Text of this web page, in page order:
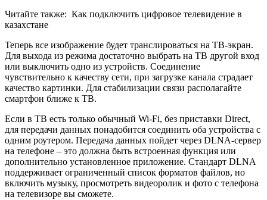
Читайте также: Как подключить цифровое телевидение в
казахстане
Теперь все изображение будет транслироваться на ТВ-экран.
Для выхода из режима достаточно выбрать на ТВ другой вход
или выключить одно из устройств. Соединение
чувствительно к качеству сети, при загрузке канала страдает
качество картинки. Для стабилизации связи располагайте
смартфон ближе к ТВ.
Если в ТВ есть только обычный Wi-Fi, без приставки Direct,
для передачи данных понадобится соединить оба устройства с
одним роутером. Передача данных пойдет через DLNA-сервер
на телефоне – это должна быть встроенная функция или
дополнительно установленное приложение. Стандарт DLNA
поддерживает ограниченный список форматов файлов, но
включить музыку, просмотреть видеоролик и фото с телефона
на телевизоре вы сможете.